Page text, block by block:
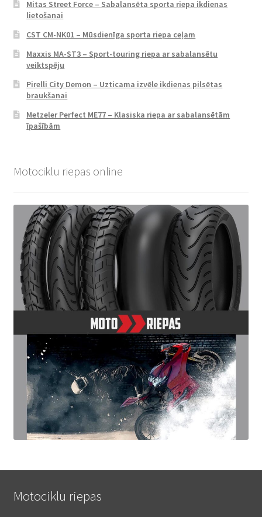
Mitas Street Force – Sabalansēta sporta riepa ikdienas
lietošanai
CST CM-NK01 – Mūsdienīga sporta riepa ceļam
Maxxis MA-ST3 – Sport-touring riepa ar sabalansētu
veiktspēju
Pirelli City Demon – Uzticama izvēle ikdienas pilsētas
braukšanai
Metzeler Perfect ME77 – Klasiska riepa ar sabalansētām
īpašībām
Motociklu riepas online
Motociklu riepas